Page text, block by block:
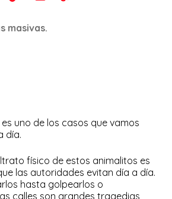
masivas.
uno de los casos que vamos
día.
físico de estos animalitos es
las autoridades evitan día a día.
hasta golpearlos o
calles son grandes tragedias